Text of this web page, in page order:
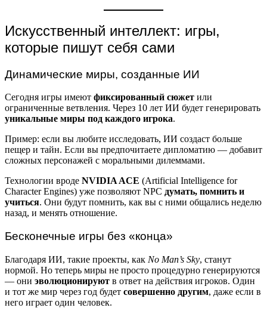
Искусственный интеллект: игры,
которые пишут себя сами
Динамические миры, созданные ИИ
Сегодня игры имеют фиксированный сюжет или
ограниченные ветвления. Через 10 лет ИИ будет генерировать
уникальные миры под каждого игрока.
Пример: если вы любите исследовать, ИИ создаст больше
пещер и тайн. Если вы предпочитаете дипломатию — добавит
сложных персонажей с моральными дилеммами.
Технологии вроде NVIDIA ACE (Artificial Intelligence for
Character Engines) уже позволяют NPC думать, помнить и
учиться. Они будут помнить, как вы с ними общались неделю
назад, и менять отношение.
Бесконечные игры без «конца»
Благодаря ИИ, такие проекты, как No Man’s Sky, станут
нормой. Но теперь миры не просто процедурно генерируются
— они эволюционируют в ответ на действия игроков. Один
и тот же мир через год будет совершенно другим, даже если в
него играет один человек.